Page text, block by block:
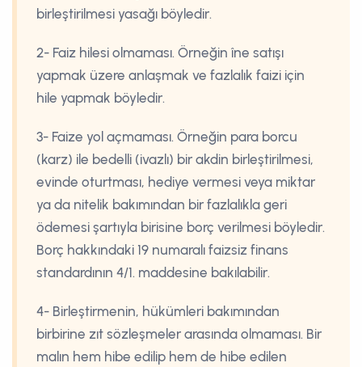
birleştirilmesi yasağı böyledir.
2- Faiz hilesi olmaması. Örneğin îne satışı
yapmak üzere anlaşmak ve fazlalık faizi için
hile yapmak böyledir.
3- Faize yol açmaması. Örneğin para borcu
(karz) ile bedelli (ivazlı) bir akdin birleştirilmesi,
evinde oturtması, hediye vermesi veya miktar
ya da nitelik bakımından bir fazlalıkla geri
ödemesi şartıyla birisine borç verilmesi böyledir.
Borç hakkındaki 19 numaralı faizsiz finans
standardının 4/1. maddesine bakılabilir.
4- Birleştirmenin, hükümleri bakımından
birbirine zıt sözleşmeler arasında olmaması. Bir
malın hem hibe edilip hem de hibe edilen